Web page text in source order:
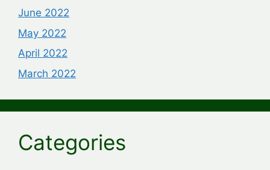
June 2022
May 2022
April 2022
March 2022
Categories